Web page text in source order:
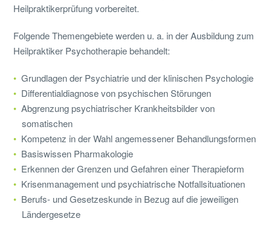
Heilpraktikerprüfung vorbereitet.
Folgende Themengebiete werden u. a. in der Ausbildung zum
Heilpraktiker Psychotherapie behandelt:
Grundlagen der Psychiatrie und der klinischen Psychologie
Differentialdiagnose von psychischen Störungen
Abgrenzung psychiatrischer Krankheitsbilder von
somatischen
Kompetenz in der Wahl angemessener Behandlungsformen
Basiswissen Pharmakologie
Erkennen der Grenzen und Gefahren einer Therapieform
Krisenmanagement und psychiatrische Notfallsituationen
Berufs- und Gesetzeskunde in Bezug auf die jeweiligen
Ländergesetze